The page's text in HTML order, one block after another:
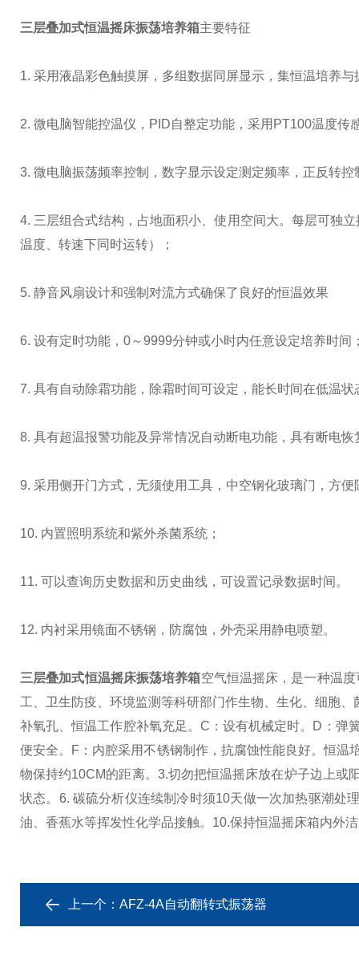
三层叠加式恒温摇床振荡培养箱主要特征
1. 采用液晶彩色触摸屏，多组数据同屏显示，集恒温培养
2. 微电脑智能控温仪，PID自整定功能，采用PT100温度传
3. 微电脑振荡频率控制，数字显示设定测定频率，正反转
4. 三层组合式结构，占地面积小、使用空间大。每层可独
温度、转速下同时运转）；
5. 静音风扇设计和强制对流方式确保了良好的恒温效果
6. 设有定时功能，0～9999分钟或小时内任意设定培养时间
7. 具有自动除霜功能，除霜时间可设定，能长时间在低温状
8. 具有超温报警功能及异常情况自动断电功能，具有断电
9. 采用侧开门方式，无须使用工具，中空钢化玻璃门，方
10. 内置照明系统和紫外杀菌系统；
11. 可以查询历史数据和历史曲线，可设置记录数据时间。
12. 内衬采用镜面不锈钢，防腐蚀，外壳采用静电喷塑。
三层叠加式恒温摇床振荡培养箱空气恒温摇床，是一种温
工、卫生防疫、环境监测等科研部门作生物、生化、细胞
补氧孔、恒温工作腔补氧充足。C：设有机械定时。D：弹
便安全。F：内腔采用不锈钢制作，抗腐蚀性能良好。恒温
物保持约10CM的距离。 3.切勿把恒温摇床放在炉子边上或
状态。 6. 碳硫分析仪连续制冷时须10天做一次加热驱潮处
油、香蕉水等挥发性化学品接触。 10.保持恒温摇床箱内外
上一个： AFZ-4A自动翻转式振荡器